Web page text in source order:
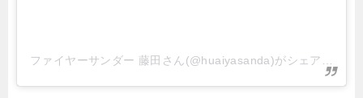
ファイヤーサンダー 藤田さん(@huaiyasanda)がシェアした投稿